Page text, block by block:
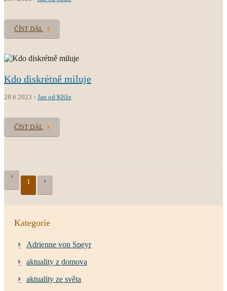
ČÍST DÁL
Kdo diskrétně miluje
28.6.2023 Jan od Kříže
ČÍST DÁL
1
Kategorie
Adrienne von Speyr
aktuality z domova
aktuality ze světa